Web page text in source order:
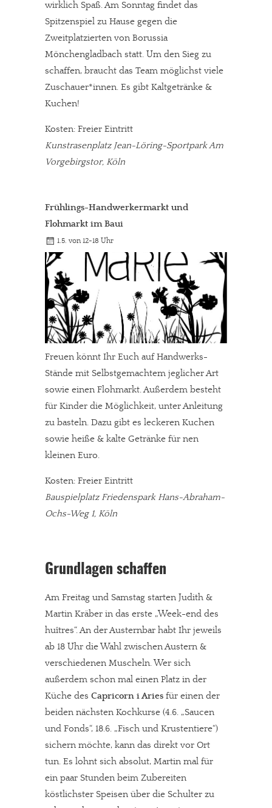
wirklich Spaß. Am Sonntag findet das
Spitzenspiel zu Hause gegen die
Zweitplatzierten von Borussia
Mönchengladbach statt. Um den Sieg zu
schaffen, braucht das Team möglichst viele
Zuschauer*innen. Es gibt Kaltgetränke &
Kuchen!
Kosten: Freier Eintritt
Kunstrasenplatz Jean-Löring-Sportpark Am
Vorgebirgstor, Köln
Frühlings-Handwerkermarkt und
Flohmarkt im Baui
1.5. von 12-18 Uhr
Freuen könnt Ihr Euch auf Handwerks-
Stände mit Selbstgemachtem jeglicher Art
sowie einen Flohmarkt. Außerdem besteht
für Kinder die Möglichkeit, unter Anleitung
zu basteln. Dazu gibt es leckeren Kuchen
sowie heiße & kalte Getränke für nen
kleinen Euro.
Kosten: Freier Eintritt
Bauspielplatz Friedenspark Hans-Abraham-
Ochs-Weg 1, Köln
Grundlagen schaffen
Am Freitag und Samstag starten Judith &
Martin Kräber in das erste „Week-end des
huîtres“. An der Austernbar habt Ihr jeweils
ab 18 Uhr die Wahl zwischen Austern &
verschiedenen Muscheln. Wer sich
außerdem schon mal einen Platz in der
Küche des Capricorn i Aries für einen der
beiden nächsten Kochkurse (4.6. „Saucen
und Fonds“, 18.6. „Fisch und Krustentiere“)
sichern möchte, kann das direkt vor Ort
tun. Es lohnt sich absolut, Martin mal für
ein paar Stunden beim Zubereiten
köstlichster Speisen über die Schulter zu